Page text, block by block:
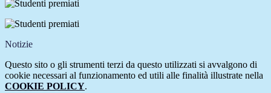
Notizie
Questo sito o gli strumenti terzi da questo utilizzati si avvalgono di
cookie necessari al funzionamento ed utili alle finalità illustrate nella
COOKIE POLICY.